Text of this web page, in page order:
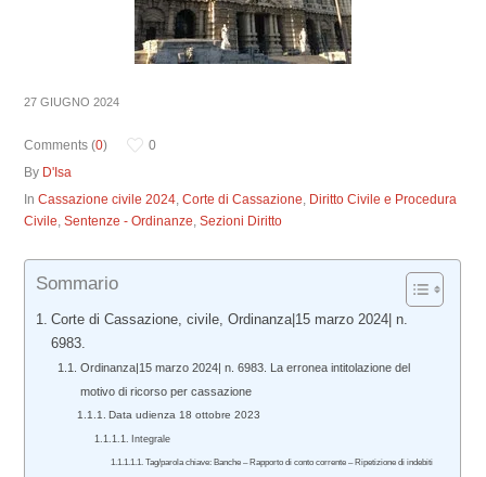
27 GIUGNO 2024
Comments (0)
0
By D'Isa
InCassazione civile 2024,Corte di Cassazione, Diritto Civile e Procedura
Civile,Sentenze - Ordinanze,Sezioni Diritto
Sommario
Corte di Cassazione, civile, Ordinanza|15 marzo 2024| n.
6983.
Ordinanza|15 marzo 2024| n. 6983. La erronea intitolazione del
motivo di ricorso per cassazione
Data udienza 18 ottobre 2023
Integrale
Tag/parola chiave: Banche – Rapporto di conto corrente – Ripetizione di indebiti